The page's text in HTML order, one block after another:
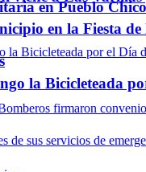
en la Fiesta de
en Pueblo Chico
la Bicicleteada